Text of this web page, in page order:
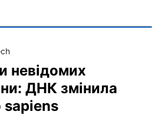
невідомих
ДНК змінила
sapiens